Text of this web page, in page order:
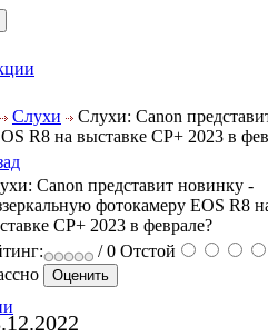
Слухи
Слухи: Canon
R8 на выставке CP+ 2023 в
Canon представит новинку -
фотокамеру EOS R8
CP+ 2023 в феврале?
/ 0 Отстой